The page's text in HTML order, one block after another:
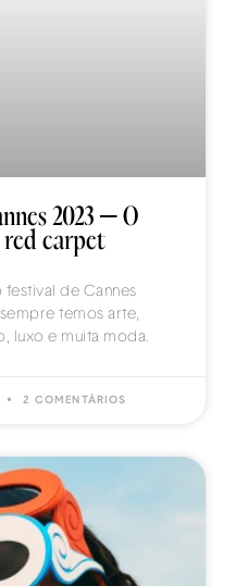
2023 – O
carpet
de Cannes
temos arte,
luxo e muita moda.
2 COMENTÁRIOS